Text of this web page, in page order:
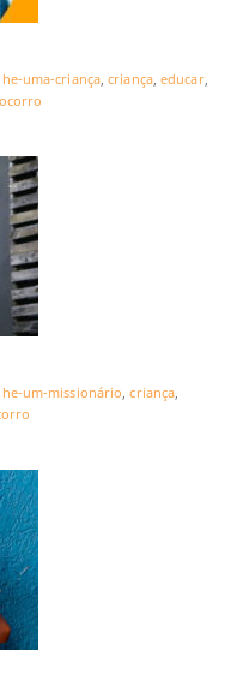
uma-criança,criança,educar,
um-missionário,criança,